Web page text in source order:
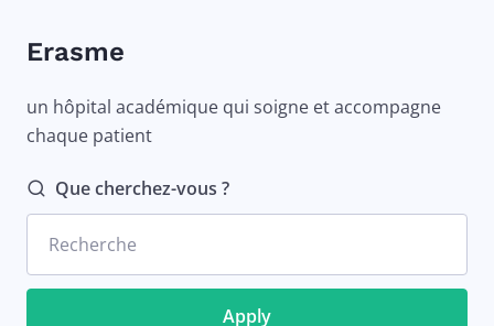
Erasme
un hôpital académique qui soigne et accompagne
chaque patient
Que cherchez-vous ?
Recherche